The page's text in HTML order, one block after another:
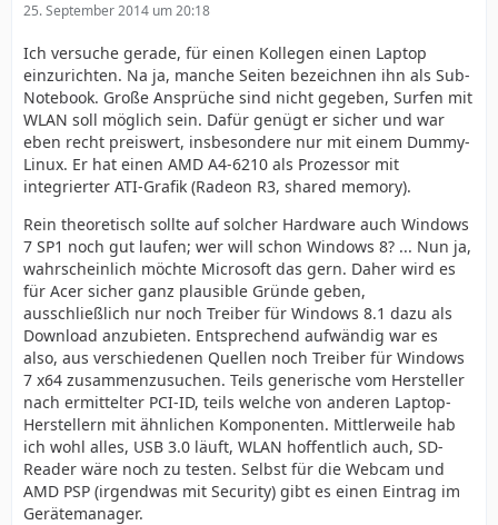
25. September 2014 um 20:18
Ich versuche gerade, für einen Kollegen einen Laptop
einzurichten. Na ja, manche Seiten bezeichnen ihn als Sub-
Notebook. Große Ansprüche sind nicht gegeben, Surfen mit
WLAN soll möglich sein. Dafür genügt er sicher und war
eben recht preiswert, insbesondere nur mit einem Dummy-
Linux. Er hat einen AMD A4-6210 als Prozessor mit
integrierter ATI-Grafik (Radeon R3, shared memory).
Rein theoretisch sollte auf solcher Hardware auch Windows
7 SP1 noch gut laufen; wer will schon Windows 8? ... Nun ja,
wahrscheinlich möchte Microsoft das gern. Daher wird es
für Acer sicher ganz plausible Gründe geben,
ausschließlich nur noch Treiber für Windows 8.1 dazu als
Download anzubieten. Entsprechend aufwändig war es
also, aus verschiedenen Quellen noch Treiber für Windows
7 x64 zusammenzusuchen. Teils generische vom Hersteller
nach ermittelter PCI-ID, teils welche von anderen Laptop-
Herstellern mit ähnlichen Komponenten. Mittlerweile hab
ich wohl alles, USB 3.0 läuft, WLAN hoffentlich auch, SD-
Reader wäre noch zu testen. Selbst für die Webcam und
AMD PSP (irgendwas mit Security) gibt es einen Eintrag im
Gerätemanager.